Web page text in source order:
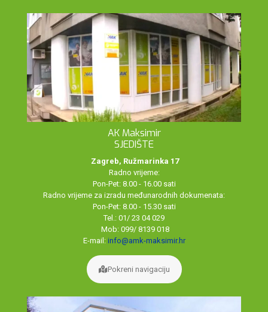
AK Maksimir
SJEDIŠTE
Zagreb, Ružmarinka 17
Radno vrijeme:
Pon-Pet: 8.00 - 16.00 sati
Radno vrijeme za izradu međunarodnih dokumenata:
Pon-Pet: 8.00 - 15.30 sati
Tel.: 01/ 23 04 029
Mob: 099/ 8139 018
E-mail: info@amk-maksimir.hr
Pokreni navigaciju